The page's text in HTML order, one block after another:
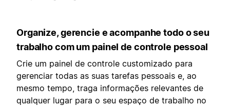
Organize, gerencie e acompanhe todo o seu
trabalho com um painel de controle pessoal
Crie um painel de controle customizado para
gerenciar todas as suas tarefas pessoais e, ao
mesmo tempo, traga informações relevantes de
qualquer lugar para o seu espaço de trabalho no